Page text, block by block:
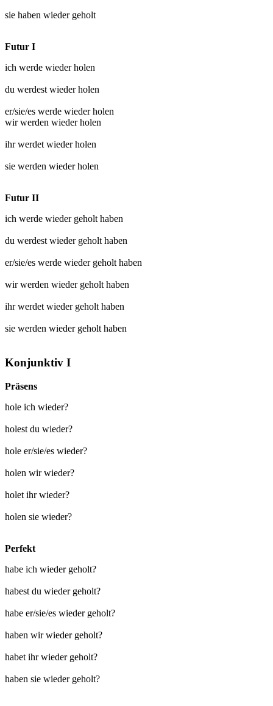
sie haben wieder geholt
Futur I
ich werde wieder holen
du werdest wieder holen
er/sie/es werde wieder holen
wir werden wieder holen
ihr werdet wieder holen
sie werden wieder holen
Futur II
ich werde wieder geholt haben
du werdest wieder geholt haben
er/sie/es werde wieder geholt haben
wir werden wieder geholt haben
ihr werdet wieder geholt haben
sie werden wieder geholt haben
Konjunktiv I
Präsens
hole ich wieder?
holest du wieder?
hole er/sie/es wieder?
holen wir wieder?
holet ihr wieder?
holen sie wieder?
Perfekt
habe ich wieder geholt?
habest du wieder geholt?
habe er/sie/es wieder geholt?
haben wir wieder geholt?
habet ihr wieder geholt?
haben sie wieder geholt?